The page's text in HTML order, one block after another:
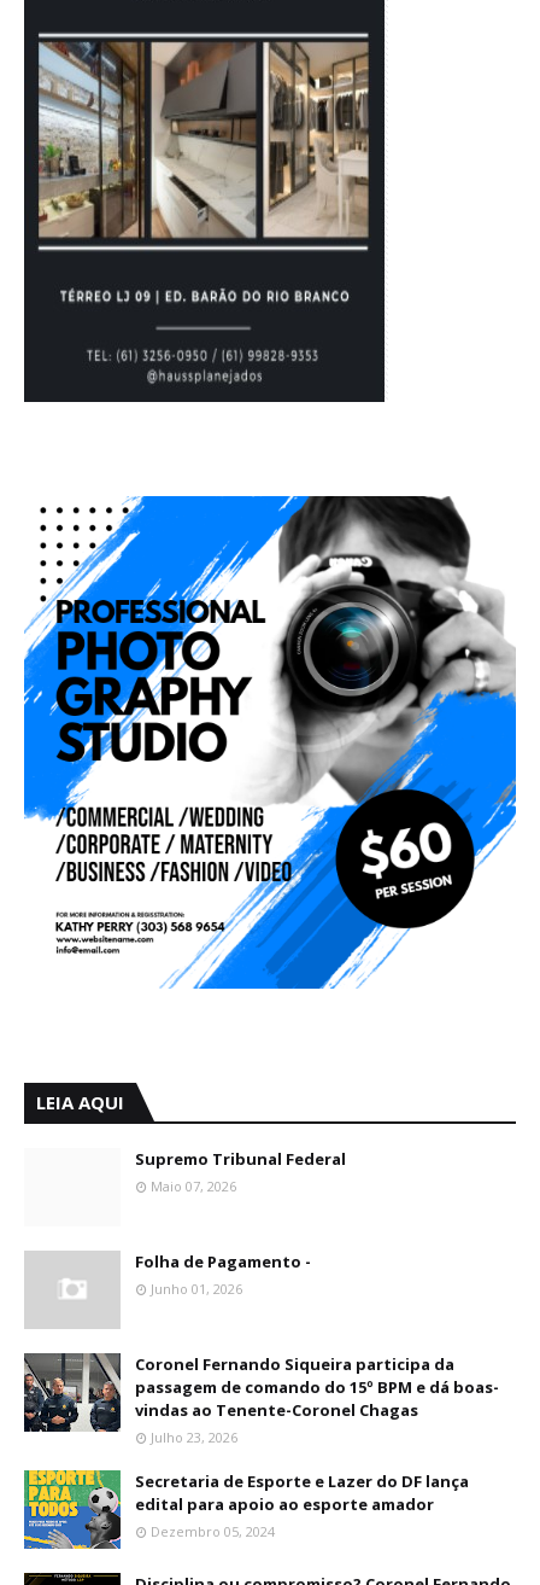
LEIA AQUI
Supremo Tribunal Federal
Maio 07, 2026
Folha de Pagamento -
Junho 01, 2026
Coronel Fernando Siqueira participa da
passagem de comando do 15º BPM e dá boas-
vindas ao Tenente-Coronel Chagas
Julho 23, 2026
Secretaria de Esporte e Lazer do DF lança
edital para apoio ao esporte amador
Dezembro 05, 2024